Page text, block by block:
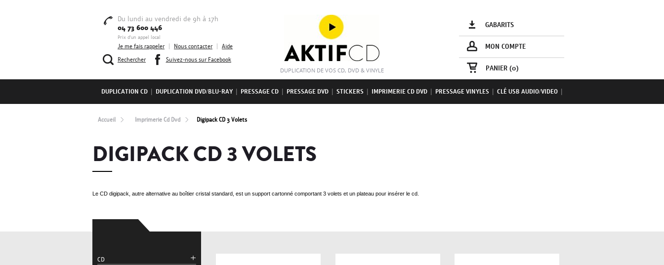
Du lundi au vendredi de 9h à 17h
04 73 600 446
Prix d'un appel local
Je me fais rappeler Nous contacter
Aide
Rechercher
Suivez-nous sur Facebook
DUPLICATION DE VOS CD, DVD & VINYLE
GABARITS
MON COMPTE
PANIER (0)
DUPLICATION CD DUPLICATION DVD/BLU-RAY PRESSAGE CD PRESSAGE DVD STICKERS IMPRIMERIE CD DVD PRESSAGE VINYLES CLÉ USB AUDIO/VIDEO
Accueil Imprimerie Cd Dvd Digipack CD 3 Volets
DIGIPACK CD 3 VOLETS
Le CD digipack, autre alternative au boîtier cristal standard, est un support cartonné comportant 3 volets et un plateau pour insérer le cd.
CD